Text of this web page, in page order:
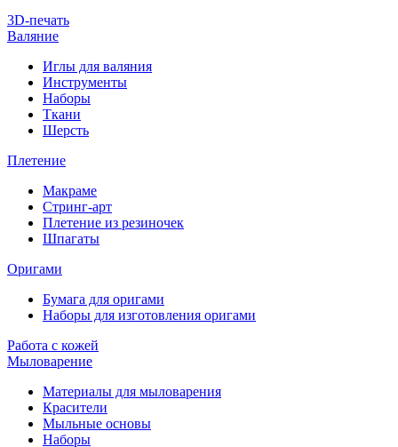
3D-печать
Валяние
Иглы для валяния
Инструменты
Наборы
Ткани
Шерсть
Плетение
Макраме
Стринг-арт
Плетение из резиночек
Шпагаты
Оригами
Бумага для оригами
Наборы для изготовления оригами
Работа с кожей
Мыловарение
Материалы для мыловарения
Красители
Мыльные основы
Наборы